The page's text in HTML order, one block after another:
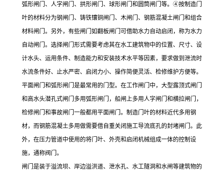
弧形闸门、人字闸门、拱形闸门、球形闸门和圆筒闸门等。④按制造门
叶的材料分为钢闸门、铸铁镶铜闸门、木闸门、钢筋混凝土闸门和组合
材料闸门。另外，有些闸门如翻板闸门可借助水力自动启闭，称为水力
自动闸门。选择闸门形式需要考虑其在水工建筑物中的位置、尺寸、设
计水头、运用条件、制造能力和安装技术水平等因素，要求做到泄流时
水流条件好、止水严密、启闭力小、操作简便灵活、检修维护方便等。
平面闸门和弧形闸门是最常用的门型。在工作闸门中，大型露顶式闸门
和高水头潜孔式闸门多用弧形闸门，船闸上多用人字闸门和横拉闸门，
检修闸门和事故闸门一般都用平面闸门。制造门叶的材料近代多用钢
材，而钢筋混凝土多用做需要借自重关闭施工导流底孔的封堵闸门。此
外，在压力管道中使用的将门叶、外壳和启闭机械组成一体的控制设
施，通称阀门。
闸门是装于溢流坝、岸边溢洪道、泄水孔、水工隧洞和水闸等建筑物的